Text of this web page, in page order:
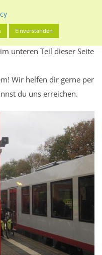
sowie
zugelassenen
unteren Teil dieser Seite
Wir helfen dir gerne per
du uns erreichen.
Einverstanden